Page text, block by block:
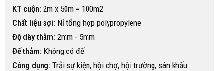
KT cuộn: 2m x 50m = 100m2
Chất liệu sợi: Nỉ tổng hợp polypropylene
Độ dày thảm: 2mm - 5mm
Đế thảm: Không có đế
Công dụng: Trải sự kiện, hội chợ, hội trường, sân khấu